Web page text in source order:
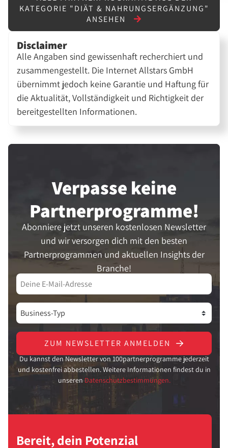
KATEGORIE "DIÄT & NAHRUNGSERGÄNZUNG"
ANSEHEN
Disclaimer
Alle Angaben sind gewissenhaft recherchiert und
zusammengestellt. Die Internet Allstars GmbH
übernimmt jedoch keine Garantie und Haftung für
die Aktualität, Vollständigkeit und Richtigkeit der
bereitgestellten Informationen.
Verpasse keine
Partner­programme!
Abonniere jetzt unseren kostenlosen Newsletter
und wir versorgen dich mit den besten
Partnerprogrammen und aktuellen Insights der
Branche!
ZUM NEWSLETTER ANMELDEN
Du kannst den Newsletter von 100partnerprogramme jederzeit
und kostenfrei abbestellen. Weitere Informationen findest du in
unseren Datenschutzbestimmungen.
Bereit, dein Potenzial